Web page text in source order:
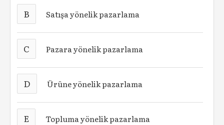
B Satışa yönelik pazarlama
C Pazara yönelik pazarlama
D Ürüne yönelik pazarlama
E Topluma yönelik pazarlama